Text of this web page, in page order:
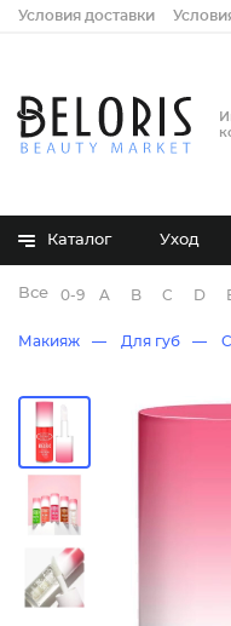
Условия доставки
Каталог Уход
Все бренды
0-9 A B C D
Макияж Для губ